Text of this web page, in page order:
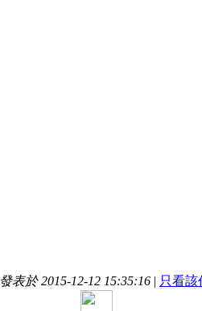
發表於 2015-12-12 15:35:16 | 只看該